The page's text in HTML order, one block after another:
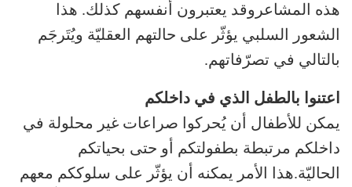
هذه المشاعروقد يعتبرون أنفسهم كذلك. هذا
الشعور السلبي يؤثّر على حالتهم العقليّة ويُتَرجَم
بالتالي في تصرّفاتهم.
اعتنوا بالطفل الذي في داخلكم
يمكن للأطفال أن يُحركوا صراعات غير محلولة في
داخلكم مرتبطة بطفولتكم أو حتى بحياتكم
الحاليّة.هذا الأمر يمكنه أن يؤثّر على سلوككم معهم